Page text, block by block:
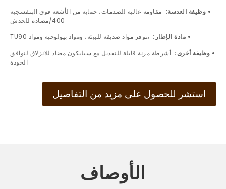
• وظيفة العدسة: مقاومة عالية للصدمات، حماية من الأشعة فوق البنفسجية
400/مضادة للخدش
• مادة الإطار: تتوفر مواد صديقة للبيئة، ومواد بيولوجية ومواد TU90
• وظيفة أخرى: أشرطة مرنة قابلة للتعديل مع سيليكون مضاد للانزلاق لتوافق
الخوذة
استشر للحصول على مزيد من التفاصيل
الأوصاف